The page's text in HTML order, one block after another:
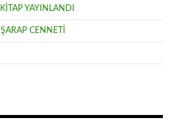
YAYINLANDI
CENNETİ